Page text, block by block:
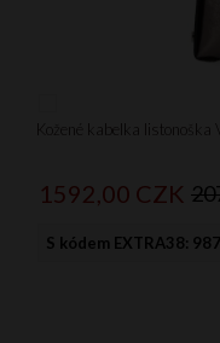
Kožené kabelka
1592,00 CZK
S kódem EXTRA38: